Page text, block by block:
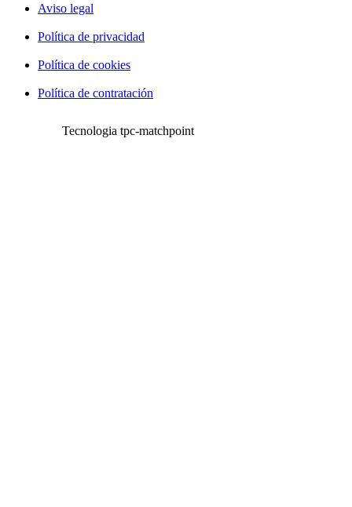
Aviso legal
Política de privacidad
Política de cookies
Política de contratación
Tecnologia tpc-matchpoint